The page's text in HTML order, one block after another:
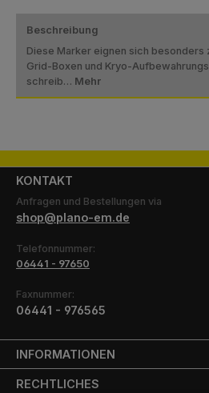
Beschreibung
Diese Marker eignen sich besonders
Grid-Boxen und Kryo-
schreib… Mehr
KONTAKT
Anfragen und Bestellungen via
shop@plano-em.de
Telefonnummer:
06441 - 97650
Faxnummer:
06441 - 976565
INFORMATIONEN
RECHTLICHES